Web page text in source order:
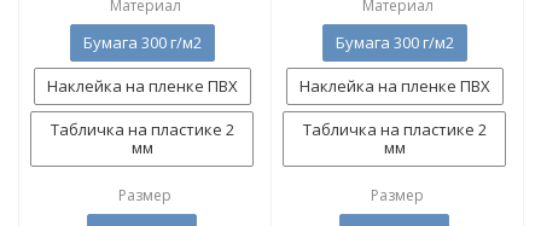
Материал
Бумага 300 г/м2
Наклейка на пленке ПВХ
Табличка на пластике 2
мм
Размер
Материал
Бумага 300 г/м2
Наклейка на пленке ПВХ
Табличка на пластике 2
мм
Размер